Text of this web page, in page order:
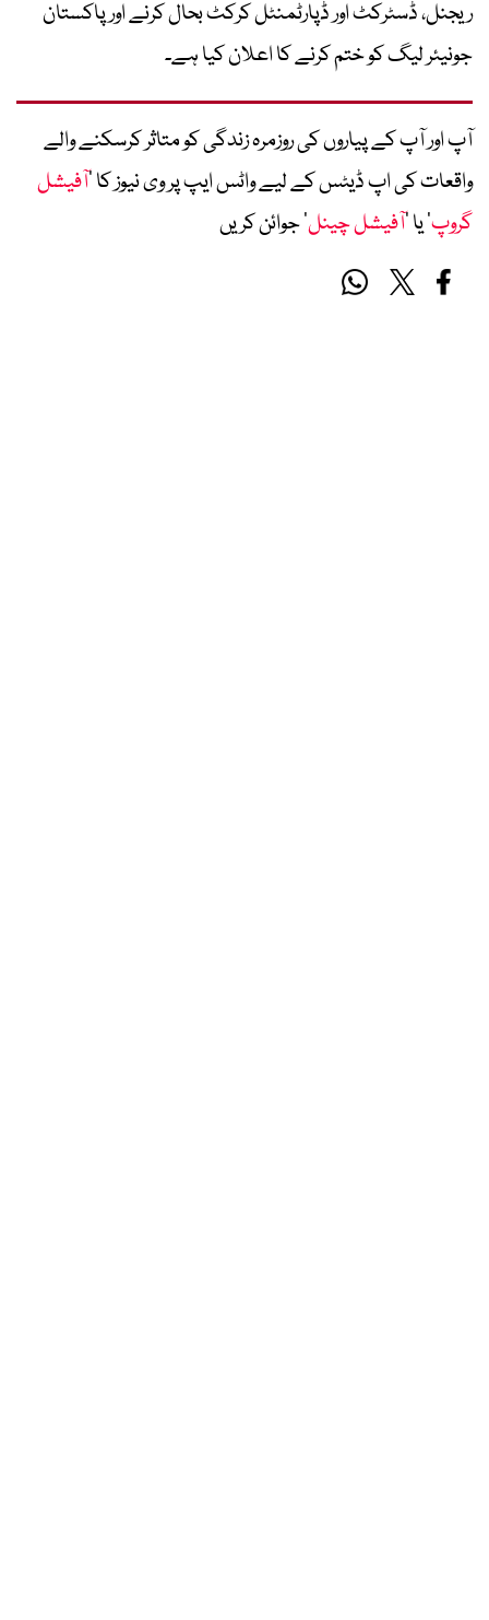
ریجنل، ڈسٹرکٹ اور ڈپارٹمنٹل کرکٹ بحال کرنے اور پاکستان
جونیئر لیگ کو ختم کرنے کا اعلان کیا ہے۔
آپ اور آپ کے پیاروں کی روزمرہ زندگی کو متاثر کرسکنے والے
واقعات کی اپ ڈیٹس کے لیے واٹس ایپ پر وی نیوز کا ’آفیشل
گروپ‘ یا ’آفیشل چینل‘ جوائن کریں